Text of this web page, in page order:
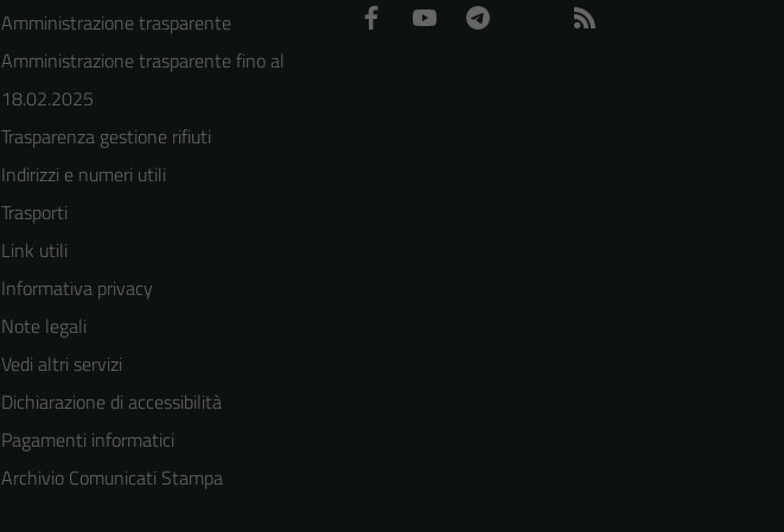
Amministrazione trasparente
Amministrazione trasparente fino al
18.02.2025
Trasparenza gestione rifiuti
Indirizzi e numeri utili
Trasporti
Link utili
Informativa privacy
Note legali
Vedi altri servizi
Dichiarazione di accessibilità
Pagamenti informatici
Archivio Comunicati Stampa
Facebook YouTube WhatsApp